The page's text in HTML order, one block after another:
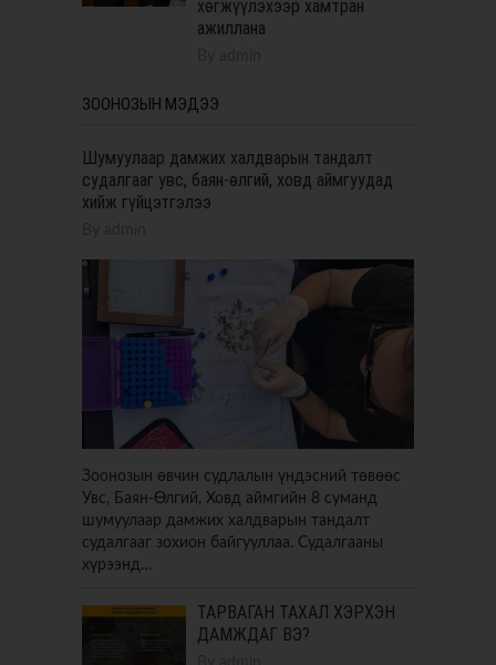
хөгжүүлэхээр хамтран
ажиллана
ЗООНОЗЫН МЭДЭЭ
Шумуулаар дамжих халдварын тандалт
судалгааг увс, баян-өлгий, ховд аймгуудад
хийж гүйцэтгэлээ
Зоонозын өвчин судлалын үндэсний төвөөс
Увс, Баян-Өлгий, Ховд аймгийн 8 суманд
шумуулаар дамжих халдварын тандалт
судалгааг зохион байгууллаа. Судалгааны
хүрээнд…
ТАРВАГАН ТАХАЛ ХЭРХЭН
ДАМЖДАГ ВЭ?